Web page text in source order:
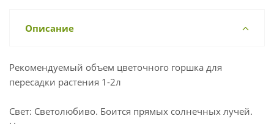
Описание
Рекомендуемый объем цветочного горшка для
пересадки растения 1-2л
Свет: Светолюбиво. Боится прямых солнечных лучей.